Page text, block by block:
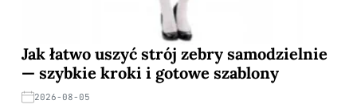
Jak łatwo uszyć strój zebry samodzielnie
— szybkie kroki i gotowe szablony
2026-08-05